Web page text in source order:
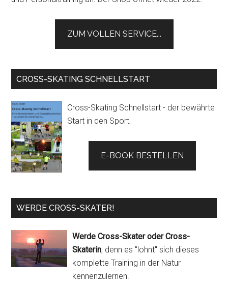
ZUM VOLLEN SERVICE...
CROSS-SKATING SCHNELLSTART
Cross-Skating Schnellstart - der bewährte
Start in den Sport.
E-BOOK BESTELLEN
WERDE CROSS-SKATER!
Werde Cross-Skater oder Cross-
Skaterin, denn es "lohnt" sich dieses
komplette Training in der Natur
kennenzulernen.